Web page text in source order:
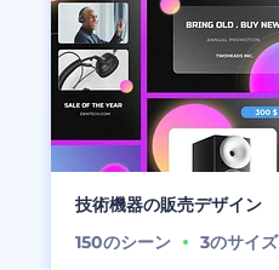
技術機器の販売デザイン
150のシーン 3のサイズ